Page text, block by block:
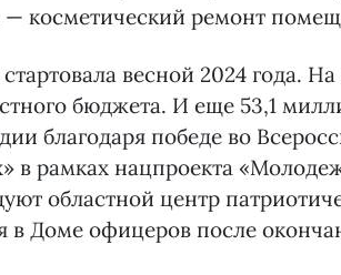
— косметический ремонт
весной 2024 года.
бюджета. И еще 53,1
благодаря победе во
в рамках нацпроекта
областной центр
в Доме офицеров после